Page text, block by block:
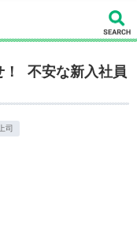
！ 不安な新入社員
司